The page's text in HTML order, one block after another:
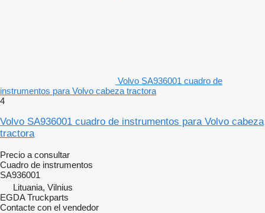
Volvo SA936001 cuadro de
instrumentos para Volvo cabeza tractora
4
Volvo SA936001 cuadro de instrumentos para Volvo cabeza
tractora
Precio a consultar
Cuadro de instrumentos
SA936001
Lituania, Vilnius
EGDA Truckparts
Contacte con el vendedor